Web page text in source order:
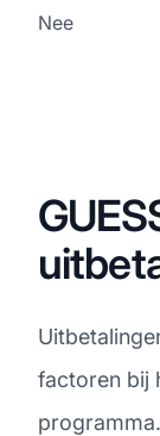
Nee
factoren bij